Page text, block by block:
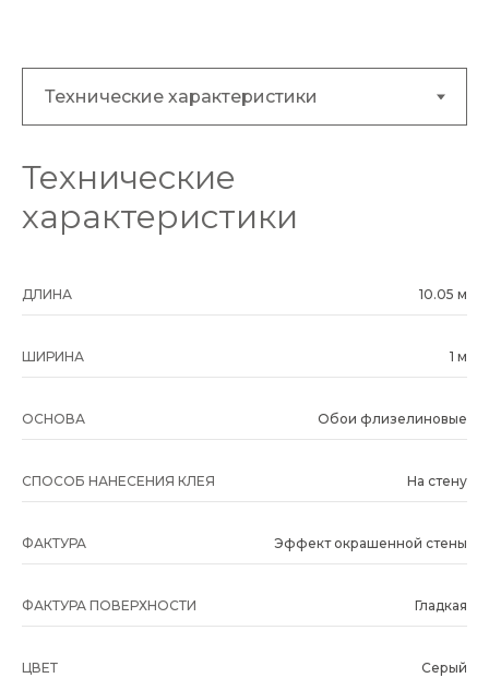
Технические
характеристики
ДЛИНА 10.05 м
ШИРИНА 1 м
ОСНОВА Обои флизелиновые
СПОСОБ НАНЕСЕНИЯ КЛЕЯ На стену
ФАКТУРА Эффект окрашенной стены
ФАКТУРА ПОВЕРХНОСТИ Гладкая
ЦВЕТ Серый